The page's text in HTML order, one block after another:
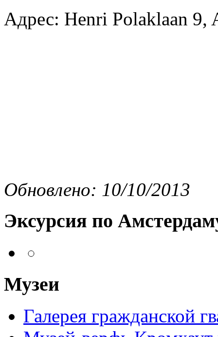
Адрес: Henri Polaklaan 9,
Обновлено: 10/10/2013
Эксурсия по
Музеи
Галерея гражданской